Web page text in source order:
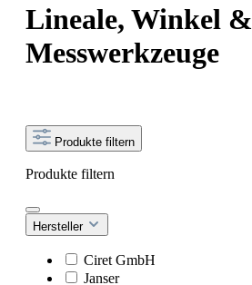
Lineale, Winkel &
Messwerkzeuge
Produkte filtern
Produkte filtern
Hersteller
Ciret GmbH
Janser